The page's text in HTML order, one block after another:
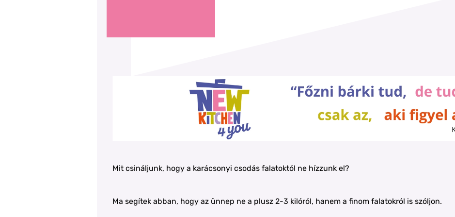
Mit csináljunk, hogy a karácsonyi csodás falatoktól ne hízzunk el?
Ma segítek abban, hogy az ünnep ne a plusz 2-3 kilóról, hanem a finom falatokról is szóljon.